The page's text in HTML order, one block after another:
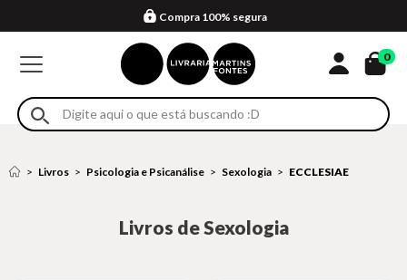
Formas de entrega
Compra 100% segura
Em até 4x sem juros no cartão*
Retire na loja
Eventos
0
Livros Psicologia e Psicanálise Sexologia ECCLESIAE
Livros de Sexologia